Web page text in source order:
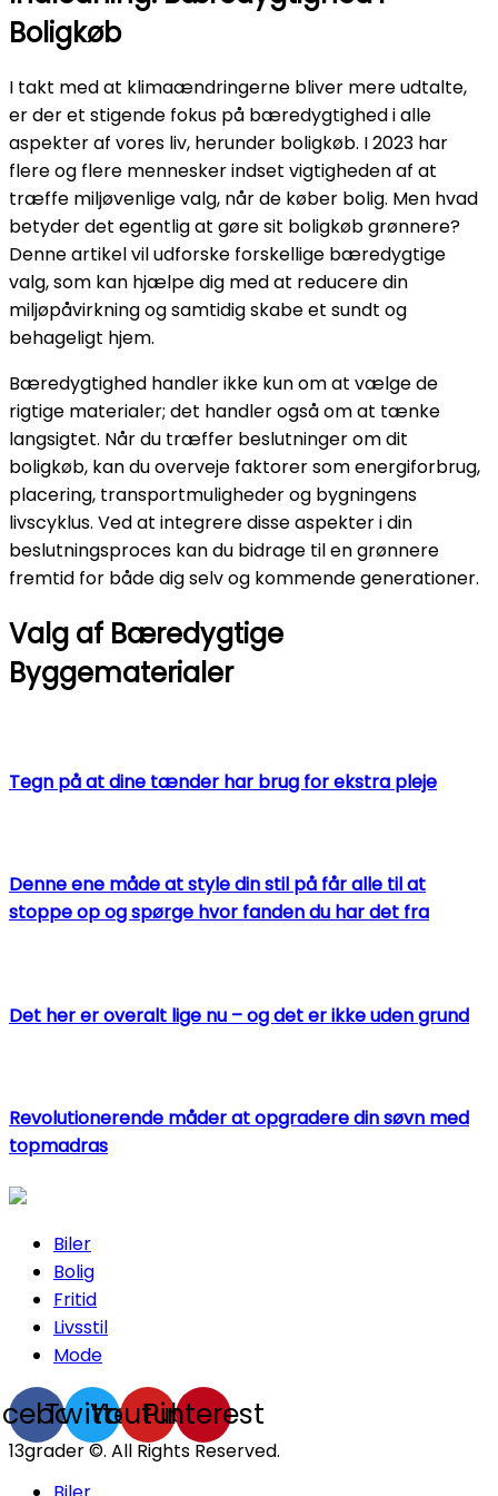
Boligkøb
I takt med at klimaændringerne bliver mere udtalte,
er der et stigende fokus på bæredygtighed i alle
aspekter af vores liv, herunder boligkøb. I 2023 har
flere og flere mennesker indset vigtigheden af at
træffe miljøvenlige valg, når de køber bolig. Men hvad
betyder det egentlig at gøre sit boligkøb grønnere?
Denne artikel vil udforske forskellige bæredygtige
valg, som kan hjælpe dig med at reducere din
miljøpåvirkning og samtidig skabe et sundt og
behageligt hjem.
Bæredygtighed handler ikke kun om at vælge de
rigtige materialer; det handler også om at tænke
langsigtet. Når du træffer beslutninger om dit
boligkøb, kan du overveje faktorer som energiforbrug,
placering, transportmuligheder og bygningens
livscyklus. Ved at integrere disse aspekter i din
beslutningsproces kan du bidrage til en grønnere
fremtid for både dig selv og kommende generationer.
Valg af Bæredygtige
Byggematerialer
Tegn på at dine tænder har brug for ekstra pleje
Denne ene måde at style din stil på får alle til at
stoppe op og spørge hvor fanden du har det fra
Det her er overalt lige nu – og det er ikke uden grund
Revolutionerende måder at opgradere din søvn med
topmadras
Biler
Bolig
Fritid
Livsstil
Mode
TwitterYoutube
Pinterest
13grader ©. All Rights Reserved.